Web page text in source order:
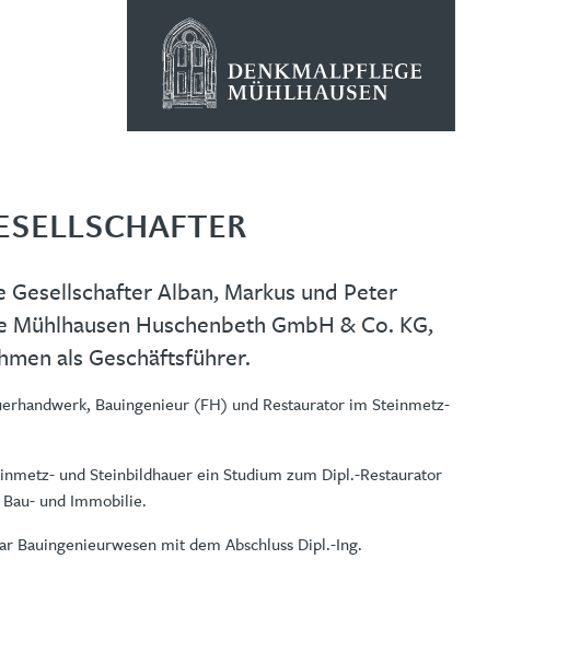
Alban, Markus und Peter
Huschenbeth GmbH & Co. KG,
als Geschäftsführer.
Bauingenieur (FH) und Restaurator im Steinmetz-
und Steinbildhauer ein Studium zum Dipl.-Restaurator
und Immobilie.
Bauingenieurwesen mit dem Abschluss Dipl.-Ing.